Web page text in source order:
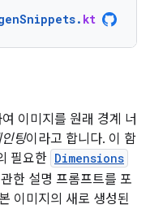
. kt
이미지를 원래 경계 너
팅이라고 합니다. 이 함
필요한 Dimensions
한 설명 프롬프트를 포
이미지의 새로 생성된